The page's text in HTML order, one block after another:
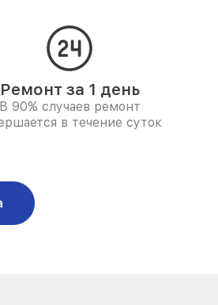
Ремонт за 1 день
В 90% случаев ремонт
в течение суток